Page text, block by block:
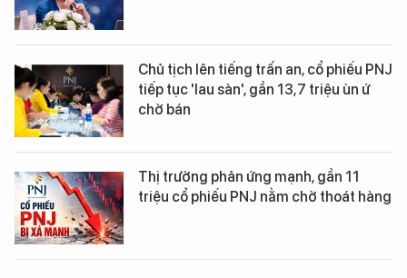
Chủ tịch lên tiếng trấn an, cổ phiếu PNJ
tiếp tục 'lau sàn', gần 13,7 triệu ùn ứ
chờ bán
Thị trường phản ứng mạnh, gần 11
triệu cổ phiếu PNJ nằm chờ thoát hàng